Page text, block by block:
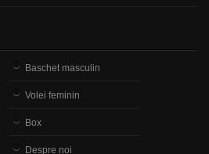
Baschet masculin
Volei feminin
Box
Despre noi